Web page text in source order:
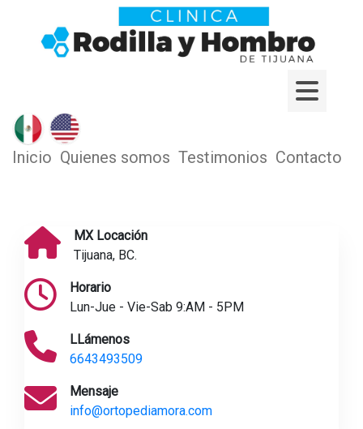
Inicio Quienes somos Testimonios Contacto
MX Locación
Tijuana, BC.
Horario
Lun-Jue - Vie-Sab 9:AM - 5PM
LLámenos
6643493509
Mensaje
info@ortopediamora.com